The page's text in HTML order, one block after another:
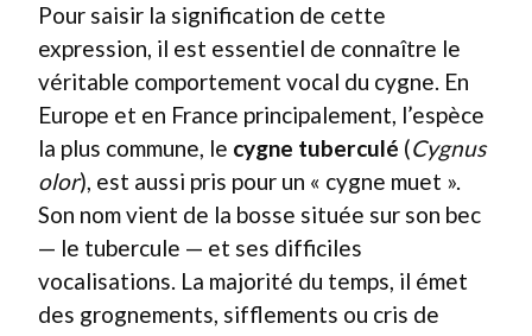
Pour saisir la signification de cette
expression, il est essentiel de connaître le
véritable comportement vocal du cygne. En
Europe et en France principalement, l’espèce
la plus commune, le cygne tuberculé (Cygnus
olor), est aussi pris pour un « cygne muet ».
Son nom vient de la bosse située sur son bec
— le tubercule — et ses difficiles
vocalisations. La majorité du temps, il émet
des grognements, sifflements ou cris de